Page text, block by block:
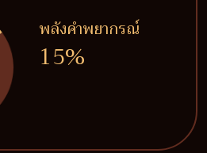
พลังคำพยากรณ์
15%